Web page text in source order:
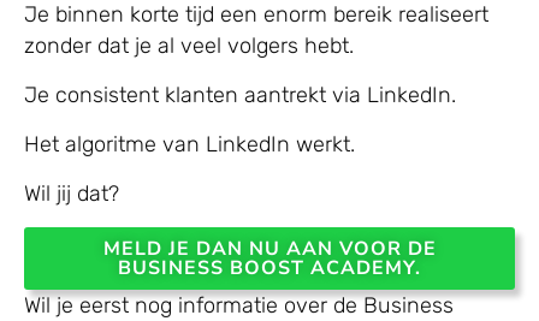
Je binnen korte tijd een enorm bereik realiseert
zonder dat je al veel volgers hebt.
Je consistent klanten aantrekt via LinkedIn.
Het algoritme van LinkedIn werkt.
Wil jij dat?
MELD JE DAN NU AAN VOOR DE
BUSINESS BOOST ACADEMY.
Wil je eerst nog informatie over de Business